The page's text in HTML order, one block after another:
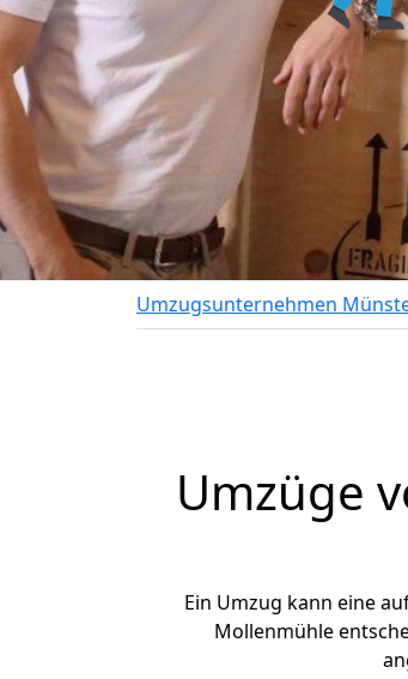
Umzugsunternehmen
Umzüge
Ein Umzug kann eine
Mollenmühle